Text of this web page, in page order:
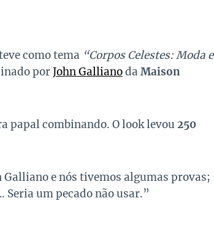
como tema “Corpos Celestes: Moda e
porJohn Gallianoda Maison
papal combinando. O look levou 250
Galliano e nós tivemos algumas provas;
um pecado não usar.”